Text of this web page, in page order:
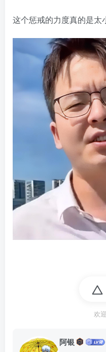
这个惩戒的力度真的是太
欢
阿银